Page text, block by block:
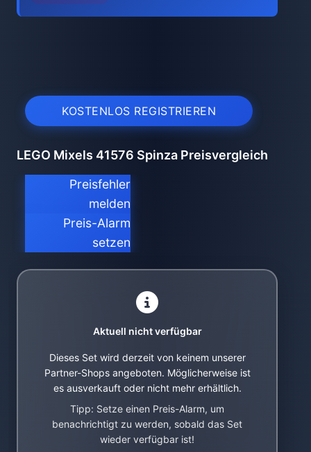
KOSTENLOS REGISTRIEREN
LEGO Mixels 41576 Spinza Preisvergleich
Preisfehler
melden
Preis-Alarm
setzen
Aktuell nicht verfügbar
Dieses Set wird derzeit von keinem unserer
Partner-Shops angeboten. Möglicherweise ist
es ausverkauft oder nicht mehr erhältlich.
Tipp: Setze einen Preis-Alarm, um
benachrichtigt zu werden, sobald das Set
wieder verfügbar ist!